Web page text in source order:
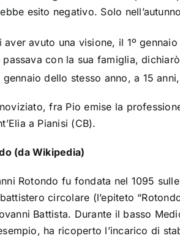
esito negativo. Solo
aver avuto una visione, il 1º
passava con la sua famiglia,
gennaio dello stesso anno, a 15
fra Pio emise la
a Pianisi (CB).
(da Wikipedia)
Rotondo fu fondata nel 1095
circolare (l’epiteto
Battista. Durante il basso
ha ricoperto l’incarico di